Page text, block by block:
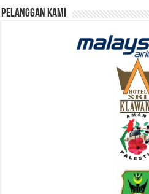
Pelanggan Kami